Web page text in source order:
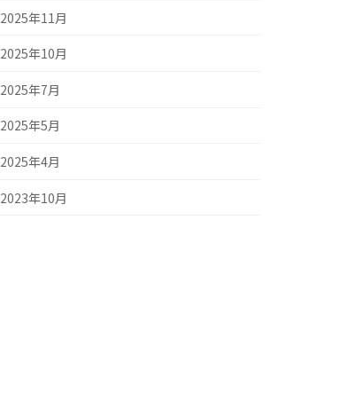
2025年11月
2025年10月
2025年7月
2025年5月
2025年4月
2023年10月